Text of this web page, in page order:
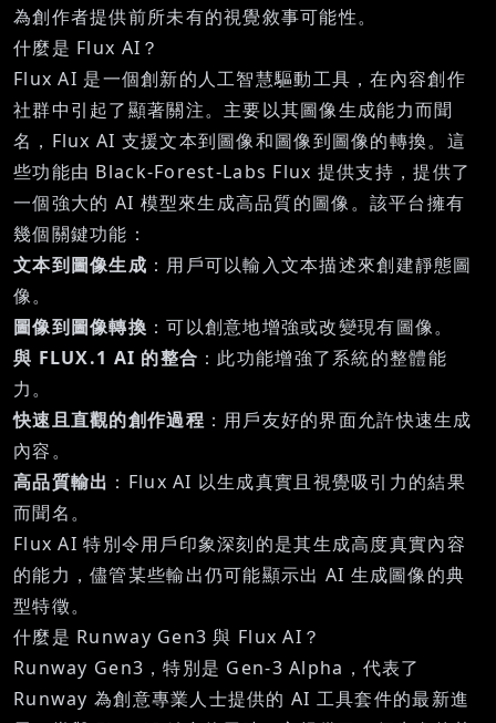
為創作者提供前所未有的視覺敘事可能性。
什麼是 Flux AI？
Flux AI 是一個創新的人工智慧驅動工具，在內容創作
社群中引起了顯著關注。主要以其圖像生成能力而聞
名，Flux AI 支援文本到圖像和圖像到圖像的轉換。這
些功能由 Black-Forest-Labs Flux 提供支持，提供了
一個強大的 AI 模型來生成高品質的圖像。該平台擁有
幾個關鍵功能：
文本到圖像生成 ：用戶可以輸入文本描述來創建靜態圖
像。
圖像到圖像轉換 ：可以創意地增強或改變現有圖像。
與 FLUX.1 AI 的整合 ：此功能增強了系統的整體能
力。
快速且直觀的創作過程：用戶友好的界面允許快速生成
內容。
高品質輸出 ：Flux AI 以生成真實且視覺吸引力的結果
而聞名。
Flux AI 特別令用戶印象深刻的是其生成高度真實內容
的能力，儘管某些輸出仍可能顯示出 AI 生成圖像的典
型特徵。
什麼是 Runway Gen3 與 Flux AI？
Runway Gen3，特別是 Gen-3 Alpha，代表了
Runway 為創意專業人士提供的 AI 工具套件的最新進